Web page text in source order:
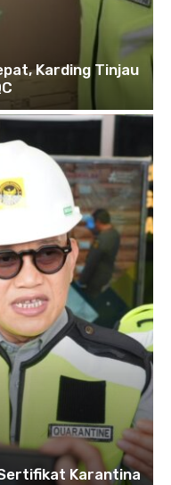
Karding Tinjau
Karantina